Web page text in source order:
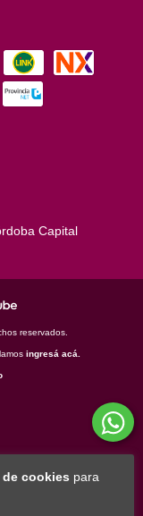
cookies para
Capital
reservados.
ingresá acá.